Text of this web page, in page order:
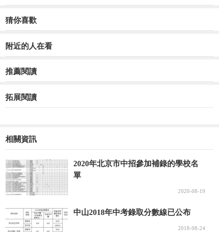
猜你喜歡
附近的人在看
推薦閱讀
拓展閱讀
相關資訊
2020年北京市中招參加補錄的學校名
單
2020-08-19
中山2018年中考錄取分數線已公布
2018-08-24